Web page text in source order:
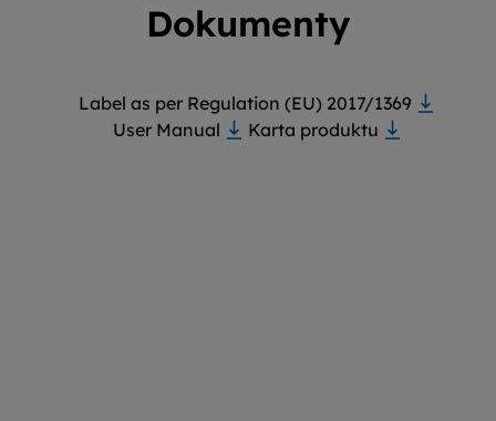
Dokumenty
Label as per Regulation (EU) 2017/1369
User Manual
Karta produktu